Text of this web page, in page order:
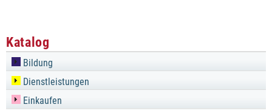
Katalog
Bildung
Dienstleistungen
Einkaufen